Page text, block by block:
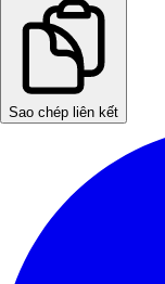
Sao chép liên kết